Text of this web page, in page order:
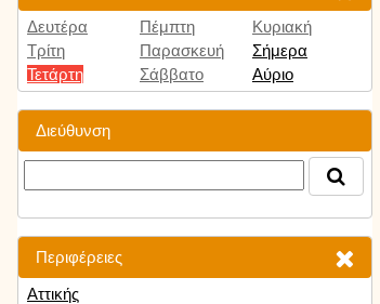
Δευτέρα
Τρίτη
Τετάρτη
Πέμπτη
Παρασκευή
Σάββατο
Κυριακή
Σήμερα
Αύριο
Διεύθυνση
Περιφέρειες
Αττικής